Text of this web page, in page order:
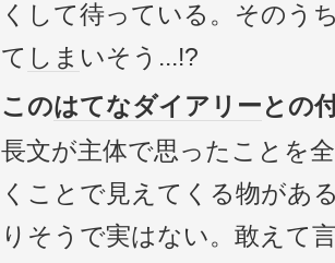
くして待っている。そのう
て しま いそう...!?
このはてなダイアリーとの
長文が主体で思ったことを
くことで見えてくる物があ
りそうで実はない。敢えて